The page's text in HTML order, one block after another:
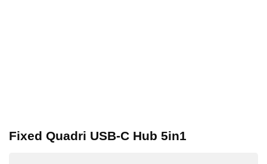
Fixed Quadri USB-C Hub 5in1